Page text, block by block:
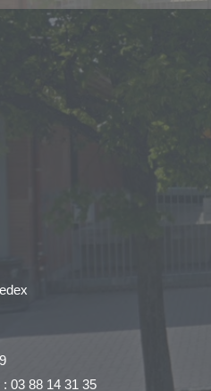
03 88 14 31 35